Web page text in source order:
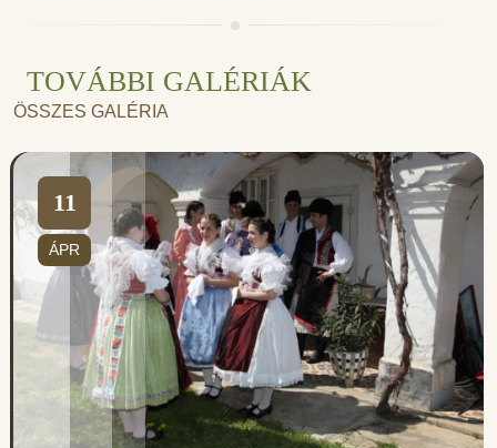
TOVÁBBI GALÉRIÁK
ÖSSZES GALÉRIA
11
ÁPR